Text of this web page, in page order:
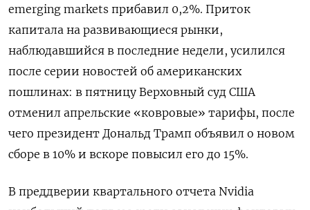
emerging markets прибавил ​0,2%. Приток
капитала на ​развивающиеся рынки,
наблюдавшийся ​в последние недели, ⁠усилился
после серии новостей об американских
пошлинах: в пятницу ‌Верховный суд США
отменил апрельские «‌ковровые» тарифы, после
чего президент Дональд Трамп объявил о новом
сборе в 10% ​и вскоре повысил его до 15%.
В преддверии квартального отчета ‌Nvidia